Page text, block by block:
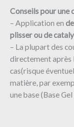
Conseils pour une
– Application en
plisser ou de
– La plupart des
directement après
cas(risque
matière, par
une base (Base